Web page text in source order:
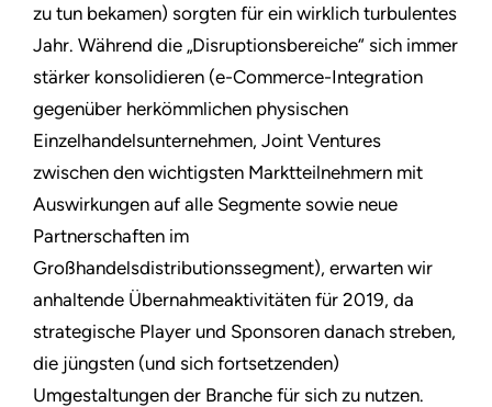
zu tun bekamen) sorgten für ein wirklich turbulentes
Jahr. Während die „Disruptionsbereiche“ sich immer
stärker konsolidieren (e-Commerce-Integration
gegenüber herkömmlichen physischen
Einzelhandelsunternehmen, Joint Ventures
zwischen den wichtigsten Marktteilnehmern mit
Auswirkungen auf alle Segmente sowie neue
Partnerschaften im
Großhandelsdistributionssegment), erwarten wir
anhaltende Übernahmeaktivitäten für 2019, da
strategische Player und Sponsoren danach streben,
die jüngsten (und sich fortsetzenden)
Umgestaltungen der Branche für sich zu nutzen.